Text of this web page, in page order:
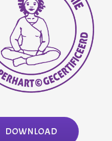
DOWNLOAD